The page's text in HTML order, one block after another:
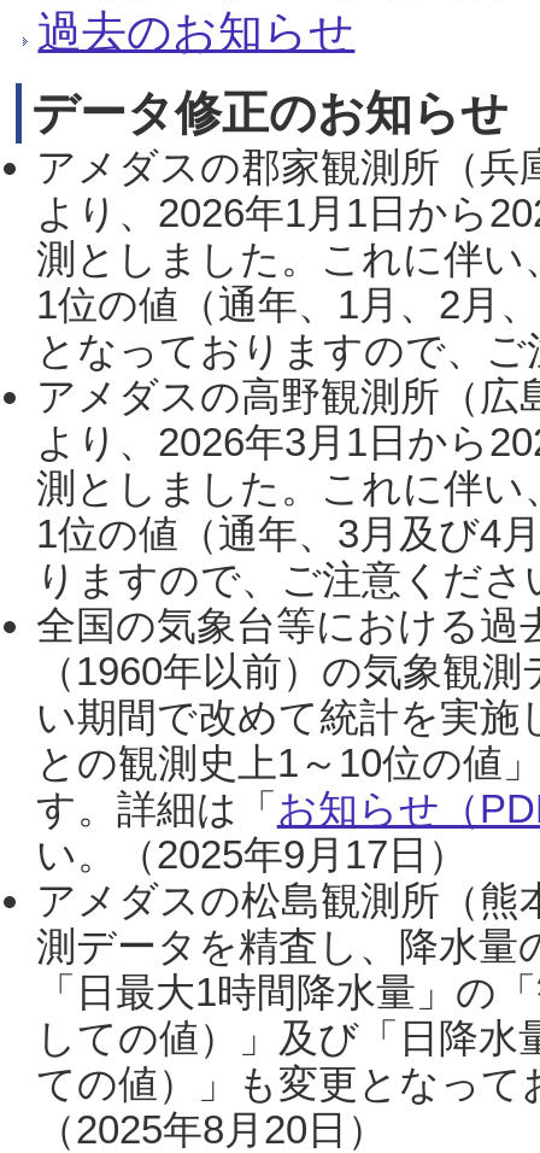
過去のお知らせ
データ修正のお知らせ
アメダスの郡家観測所（
より、2026年1月1日から
測としました。これに伴い
1位の値（通年、1月、2月
となっておりますので、
アメダスの高野観測所（
より、2026年3月1日から
測としました。これに伴い
1位の値（通年、3月及び4
りますので、ご注意くだ
全国の気象台等における過
（1960年以前）の気象観
い期間で改めて統計を実
との観測史上1～10位の値
す。詳細は「 お知らせ（
い。（2025年9月17日）
アメダスの松島観測所（熊
測データを精査し、降水
「日最大1時間降水量」の
しての値）」及び「日降
ての値）」も変更となっ
（2025年8月20日）